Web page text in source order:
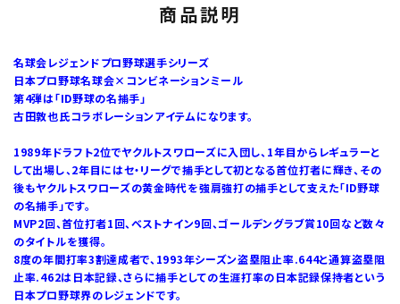
商品説明
名球会レジェンドプロ野球選手シリーズ
日本プロ野球名球会×コンビネーションミール
第4弾は「ID野球の名捕手」
古田敦也氏コラボレーションアイテムになります。
1989年ドラフト2位でヤクルトスワローズに入団し、1年目からレギュラーと
して出場し、2年目にはセ・リーグで捕手として初となる首位打者に輝き、その
後もヤクルトスワローズの黄金時代を強肩強打の捕手として支えた「ID野球
の名捕手」です。
MVP2回、首位打者1回、ベストナイン9回、ゴールデングラブ賞10回など数々
のタイトルを獲得。
8度の年間打率3割達成者で、1993年シーズン盗塁阻止率.644と通算盗塁阻
止率.462は日本記録、さらに捕手としての生涯打率の日本記録保持者という
日本プロ野球界のレジェンドです。